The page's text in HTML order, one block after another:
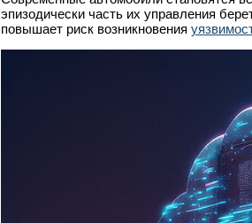
эпизодически часть их управления
повышает риск возникновения